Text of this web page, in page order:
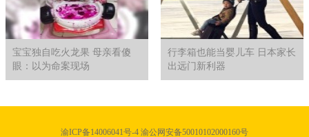
宝宝独自吃火龙果 母亲看傻
眼：以为命案现场
行李箱也能当婴儿车 日本家长
出远门新利器
渝ICP备14006041号-4 渝公网安备50010102000160号